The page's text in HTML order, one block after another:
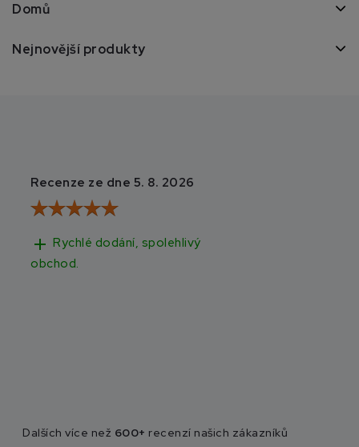
Domů
Nejnovější produkty
Recenze ze dne 5. 8. 2026
add Rychlé dodání, spolehlivý
obchod.
Dalších více než 600+ recenzí našich zákazníků